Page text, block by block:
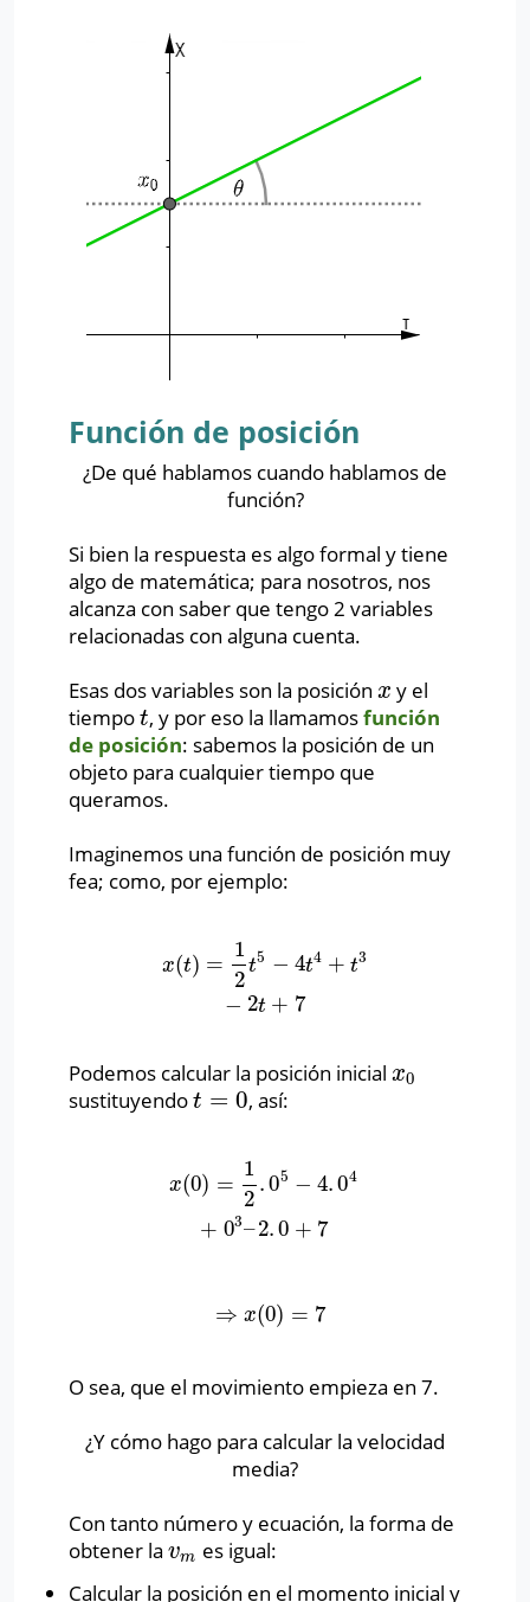
Función de posición
¿De qué hablamos cuando hablamos de
función?
Si bien la respuesta es algo formal y tiene
algo de matemática; para nosotros, nos
alcanza con saber que tengo 2 variables
relacionadas con alguna cuenta.
Esas dos variables son la posición x
x y el
tiempo t
t, y por eso la llamamosfunción
de posición: sabemos la posición de un
objeto para cualquier tiempo que
queramos.
Imaginemos una función de posición muy
fea; como, por ejemplo:
x(t) =
1
2
t5 − 4t4 + t3
− 2t + 7
x(t)= 12 t5−4 4+ t3−2t+ 7
Podemos calcular la posición inicial x0
x0
sustituyendo t = 0
t=0 , así:
x(0) =
1
2
.05 − 4.04
+ 03–2. 0 + 7
0)=12 .05 −4. 04 +03–2.0+
⇒ x(0) = 7
⇒x(0)= 7
O sea, que el movimiento empieza en 7.
¿Y cómo hago para calcular la velocidad
media?
Con tanto número y ecuación, la forma de
obtener la vm
vm es igual:
Calcular la posición en el momento inicial y